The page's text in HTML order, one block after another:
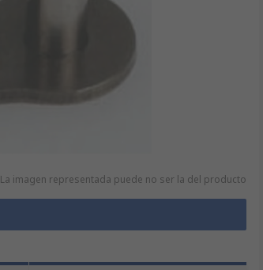
La imagen representada puede no ser la del producto